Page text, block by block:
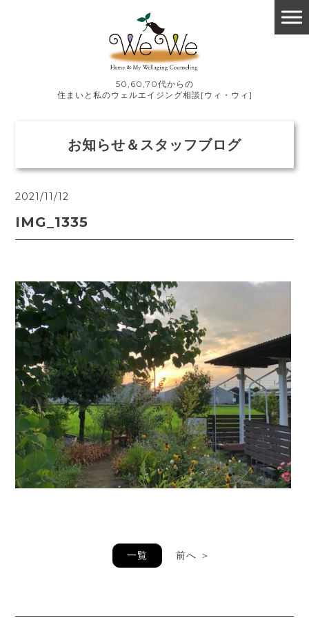
50,60,70代からの
住まいと私のウェルエイジング相談[ウィ・ウィ]
お知らせ＆スタッフブログ
2021/11/12
IMG_1335
一覧 前へ ＞